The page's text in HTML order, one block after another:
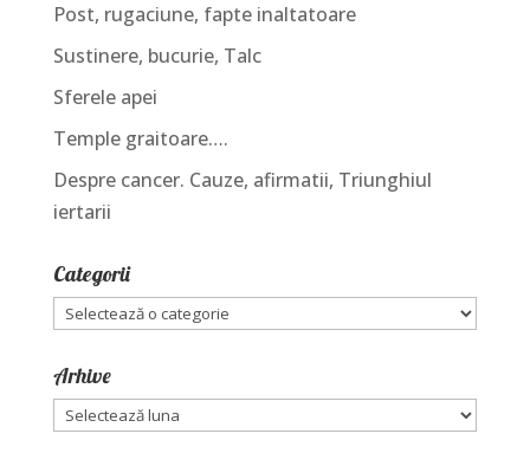
Post, rugaciune, fapte inaltatoare
Sustinere, bucurie, Talc
Sferele apei
Temple graitoare….
Despre cancer. Cauze, afirmatii, Triunghiul
iertarii
Categorii
Categorii
Arhive
Arhive